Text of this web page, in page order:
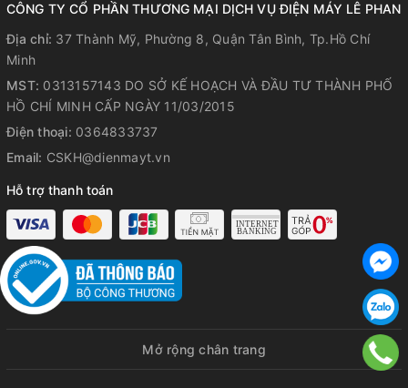
CÔNG TY CỔ PHẦN THƯƠNG MẠI DỊCH VỤ ĐIỆN MÁY LÊ PHAN
Địa chỉ: 37 Thành Mỹ, Phường 8, Quận Tân Bình, Tp.Hồ Chí
Minh
MST: 0313157143 DO SỞ KẾ HOẠCH VÀ ĐẦU TƯ THÀNH PHỐ
HỒ CHÍ MINH CẤP NGÀY 11/03/2015
Điện thoại: 0364833737
Email: CSKH@dienmayt.vn
Hỗ trợ thanh toán
Mở rộng chân trang